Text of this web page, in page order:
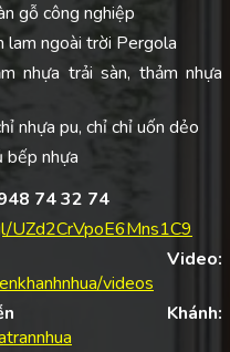
gỗ công nghiệp
lam ngoài trời Pergola
nhựa trải sàn, thảm nhựa
nhựa pu, chỉ chỉ uốn dẻo
bếp nhựa
74 32 74
UZd2CrVpoE6Mns1C9
Video:
videos
Khánh: